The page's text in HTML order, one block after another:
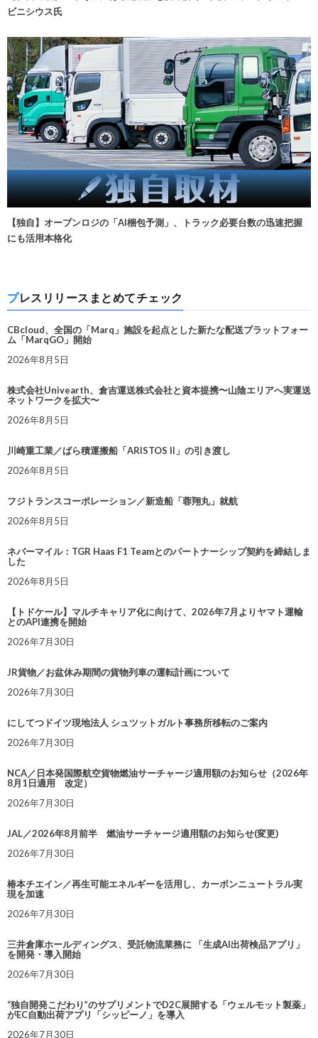
ビニシウス氏
【独自】オープンロジの「AI梱包予測」、トラック必要台数の迅速把握
にも活用本格化
プレスリリースまとめてチェック
CBcloud、全国の「Marq」施設を起点とした新たな配送プラットフォー
ム「MarqGO」開始
2026年8月5日
株式会社Univearth、倉吉運送株式会社と資本提携〜山陰エリアへ実運送
ネットワークを拡大〜
2026年8月5日
川崎重工業／ばら積運搬船「ARISTOS II」の引き渡し
2026年8月5日
フジトランスコーポレーション／新造船「蓉翔丸」就航
2026年8月5日
ネバーマイル：TGR Haas F1 Teamとのパートナーシップ契約を締結しま
した
2026年8月5日
【トドケール】マルチキャリア化に向けて、2026年7月よりヤマト運輸
とのAPI連携を開始
2026年7月30日
JR貨物／お盆休み期間の貨物列車の運転計画について
2026年7月30日
にしてつドイツ現地法人 シュツットガルト事務所移転のご案内
2026年7月30日
NCA／日本発国際航空貨物燃油サーチャージ適用額のお知らせ（2026年
8月1日適用 改定）
2026年7月30日
JAL／2026年8月前半 燃油サーチャージ適用額のお知らせ(変更)
2026年7月30日
椿本チエイン／再生可能エネルギーを活用し、カーボンニュートラル実
現を加速
2026年7月30日
三井倉庫ホールディングス、受託物流業務に 「生成AI出荷検品アプリ」
を開発・導入開始
2026年7月30日
“独自開発こだわり”のサプリメントでD2C展開する「ウェルモット製薬」
がEC自動出荷アプリ「シッピーノ」を導入
2026年7月30日